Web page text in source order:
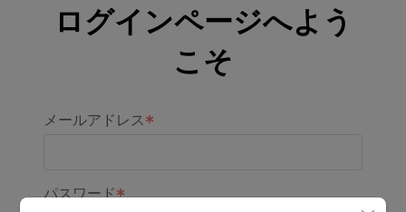
ログインページへよう
こそ
メールアドレス
パスワード